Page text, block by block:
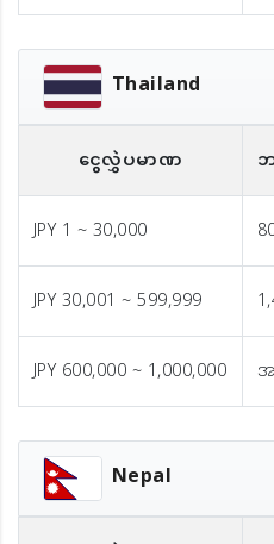
Thailand
ငွေလွှဲပမာဏ
JPY 1 ~ 30,000
JPY 30,001 ~ 599,999
JPY 600,000 ~ 1,000,000
Nepal